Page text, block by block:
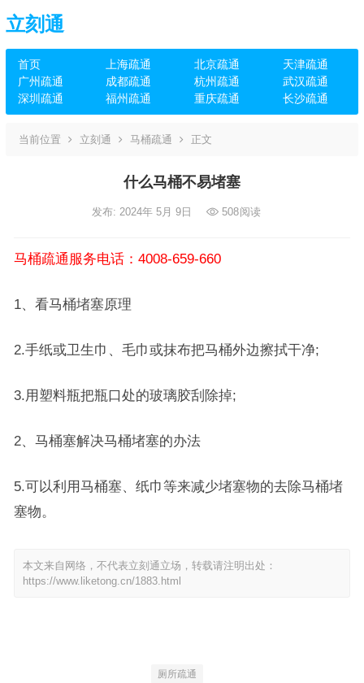
立刻通
首页 上海疏通 北京疏通
天津疏通
广州疏通
成都疏通 杭州疏通
武汉疏通
深圳疏通
福州疏通 重庆疏通 长沙疏通
当前位置 立刻通 马桶疏通 正文
什么马桶不易堵塞
发布: 2024年 5月 9日 508阅读
马桶疏通服务电话：4008-659-660
1、看马桶堵塞原理
2.手纸或卫生巾、毛巾或抹布把马桶外边擦拭干净;
3.用塑料瓶把瓶口处的玻璃胶刮除掉;
2、马桶塞解决马桶堵塞的办法
5.可以利用马桶塞、纸巾等来减少堵塞物的去除马桶堵
塞物。
本文来自网络，不代表立刻通立场，转载请注明出处：
https://www.liketong.cn/1883.html
厕所疏通